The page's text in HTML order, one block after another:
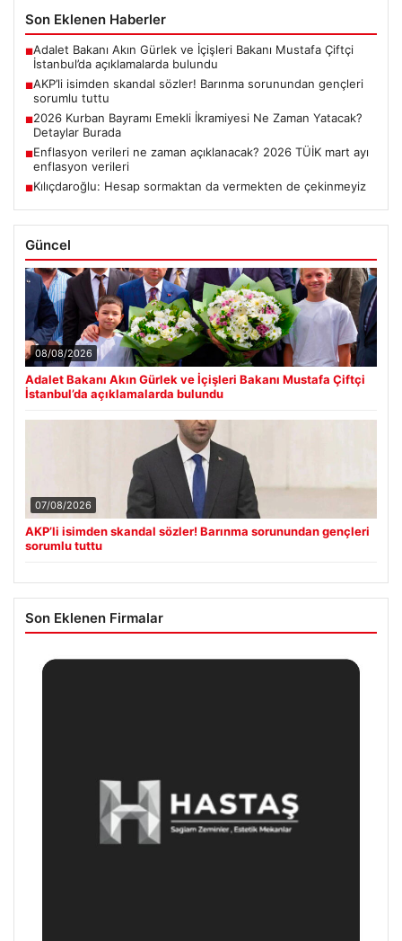
Son Eklenen Haberler
■Adalet Bakanı Akın Gürlek ve İçişleri Bakanı Mustafa Çiftçi
İstanbul’da açıklamalarda bulundu
■AKP’li isimden skandal sözler! Barınma sorunundan gençleri
sorumlu tuttu
■2026 Kurban Bayramı Emekli İkramiyesi Ne Zaman Yatacak?
Detaylar Burada
■Enflasyon verileri ne zaman açıklanacak? 2026 TÜİK mart ayı
enflasyon verileri
■Kılıçdaroğlu: Hesap sormaktan da vermekten de çekinmeyiz
Güncel
08/08/2026
Adalet Bakanı Akın Gürlek ve İçişleri Bakanı Mustafa Çiftçi
İstanbul’da açıklamalarda bulundu
07/08/2026
AKP’li isimden skandal sözler! Barınma sorunundan gençleri
sorumlu tuttu
Son Eklenen Firmalar